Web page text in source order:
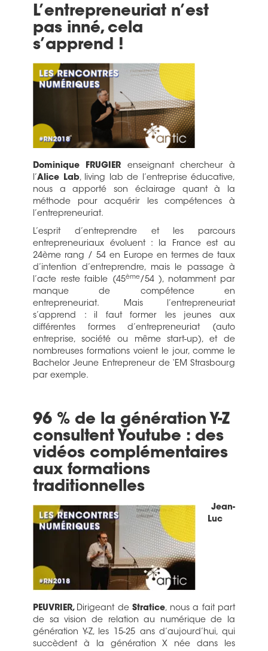
L’entrepreneuriat n’est
pas inné, cela
s’apprend !
Dominique FRUGIER enseignant chercheur à
l’ Alice Lab, living lab de l’entreprise éducative,
nous a apporté son éclairage quant à la
méthode pour acquérir les compétences à
l’entrepreneuriat.
L’esprit d’entreprendre et les parcours
entrepreneuriaux évoluent : la France est au
24ème rang / 54 en Europe en termes de taux
d’intention d’entreprendre, mais le passage à
l’acte reste faible (45ème/54 ), notamment par
manque de compétence en
entrepreneuriat. Mais l’entrepreneuriat
s’apprend : il faut former les jeunes aux
différentes formes d’entrepreneuriat (auto
entreprise, société ou même start-up), et de
nombreuses formations voient le jour, comme le
Bachelor Jeune Entrepreneur de ‘EM Strasbourg
par exemple.
96 % de la génération Y-Z
consultent Youtube : des
vidéos complémentaires
aux formations
traditionnelles
Jean-
Luc
PEUVRIER, Dirigeant deStratice, nous a fait part
de sa vision de relation au numérique de la
génération Y-Z, les 15-25 ans d’aujourd’hui, qui
succèdent à la génération X née dans les